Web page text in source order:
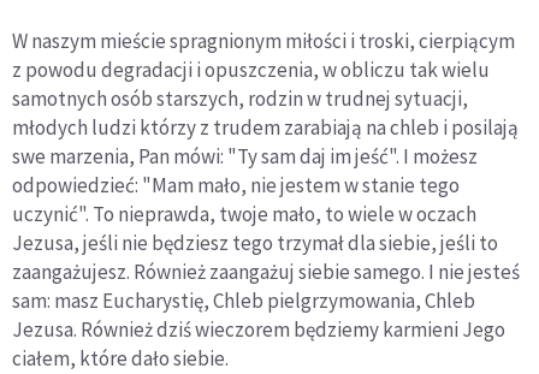
W naszym mieście spragnionym miłości i troski, cierpiącym
z powodu degradacji i opuszczenia, w obliczu tak wielu
samotnych osób starszych, rodzin w trudnej sytuacji,
młodych ludzi którzy z trudem zarabiają na chleb i posilają
swe marzenia, Pan mówi: "Ty sam daj im jeść". I możesz
odpowiedzieć: "Mam mało, nie jestem w stanie tego
uczynić". To nieprawda, twoje mało, to wiele w oczach
Jezusa, jeśli nie będziesz tego trzymał dla siebie, jeśli to
zaangażujesz. Również zaangażuj siebie samego. I nie jesteś
sam: masz Eucharystię, Chleb pielgrzymowania, Chleb
Jezusa. Również dziś wieczorem będziemy karmieni Jego
ciałem, które dało siebie.